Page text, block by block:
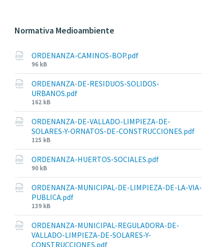
:s
z
e
Normativa Medioambiente
ORDENANZA-CAMINOS-BOP.pdf
File
size:
96 kB
ORDENANZA-DE-RESIDUOS-SOLIDOS-
URBANOS.pdf
File
size:
162 kB
ORDENANZA-DE-VALLADO-LIMPIEZA-DE-
SOLARES-Y-ORNATOS-DE-CONSTRUCCIONES.pdf
File
size:
125 kB
ORDENANZA-HUERTOS-SOCIALES.pdf
File
size:
90 kB
ORDENANZA-MUNICIPAL-DE-LIMPIEZA-DE-LA-VIA-
PUBLICA.pdf
File
size:
139 kB
ORDENANZA-MUNICIPAL-REGULADORA-DE-
VALLADO-LIMPIEZA-DE-SOLARES-Y-
CONSTRUCCIONES.pdf